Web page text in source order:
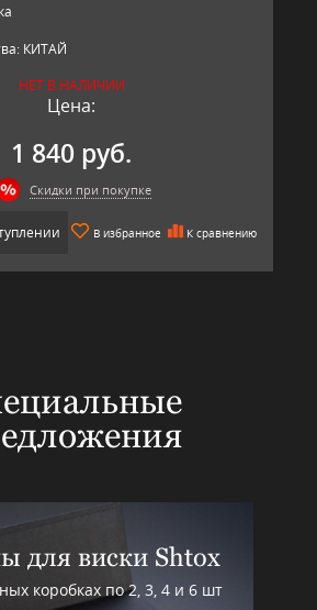
КИТАЙ
НЕТ В НАЛИЧИИ
Цена:
1 840 руб.
Скидки при покупке
В избранное К сравнению
для виски Shtox
коробках по 2, 3, 4 и 6 шт